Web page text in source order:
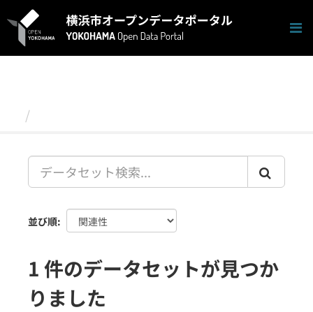
キ
並び順
1 件のデータセットが見つか
りました